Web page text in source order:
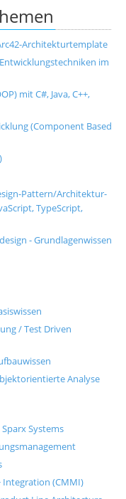
Architekturtemplate
im
mit C#, Java, C++,
(Component Based
Pattern/Architektur-
TypeScript,
- Grundlagenwissen
/ Test Driven
Analyse
Systems
(CMMI)